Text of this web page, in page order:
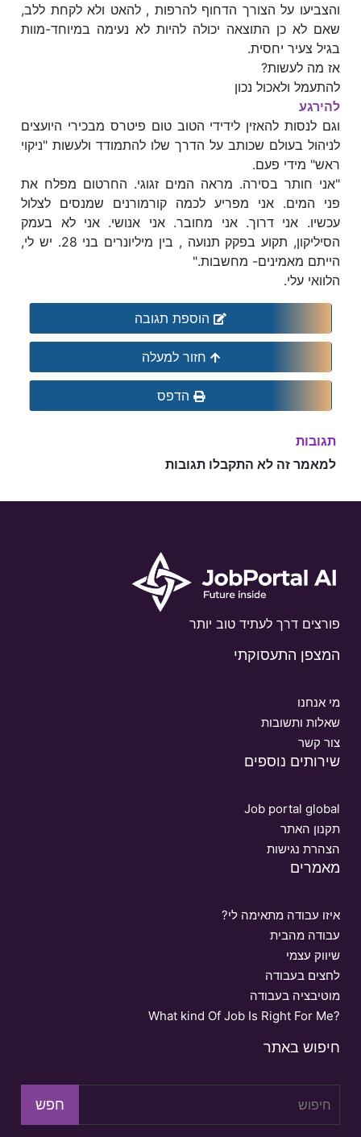
והצביעו על הצורך הדחוף להרפות , להאט ולא לקחת ללב,
שאם לא כן התוצאה יכולה להיות לא נעימה במיוחד-מוות
בגיל צעיר יחסית.
אז מה לעשות?
להתעמל ולאכול נכון
להירגע
וגם לנסות להאזין לידידי הטוב טום פיטרס מבכירי היועצים
לניהול בעולם שכותב על הדרך שלו להתמודד ולעשות "ניקוי
ראש" מידי פעם.
"אני חותר בסירה. מראה המים זגוגי. החרטום מפלח את
פני המים. אני מפריע לכמה קורמורנים שמנסים לצלול
עכשיו. אני דרוך. אני מחובר. אני אנושי. אני לא בעמק
הסיליקון, תקוע בפקק תנועה , בין מיליונרים בני 28. יש לי,
הייתם מאמינים- מחשבות."
הלוואי עלי.
הוספת תגובה
חזור למעלה
הדפס
תגובות
למאמר זה לא התקבלו תגובות
פורצים דרך לעתיד טוב יותר
המצפן התעסוקתי
מי אנחנו
שאלות ותשובות
צור קשר
שירותים נוספים
Job portal global
תקנון האתר
הצהרת נגישות
מאמרים
איזו עבודה מתאימה לי?
עבודה מהבית
שיווק עצמי
לחצים בעבודה
מוטיבציה בעבודה
What kind Of Job Is Right For Me?
חיפוש באתר